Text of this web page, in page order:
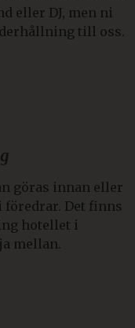
eller DJ, men ni
till oss.
göras innan eller
föredrar. Det finns
hotellet i
mellan.